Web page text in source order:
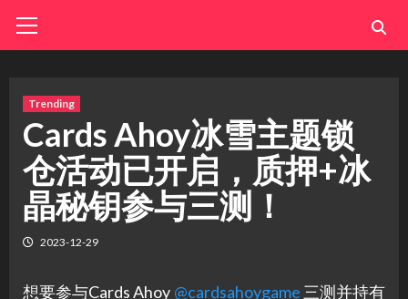
Menu
Trending
Cards Ahoy冰雪主题锁
仓活动已开启，质押+冰
晶秘钥参与三测！
2023-12-29
想要参与Cards Ahoy @cardsahoygame 三测并持有